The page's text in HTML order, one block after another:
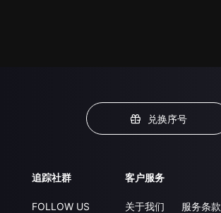
兑换序号
追踪社群
FOLLOW US
客户服务
关于我们
服务条款